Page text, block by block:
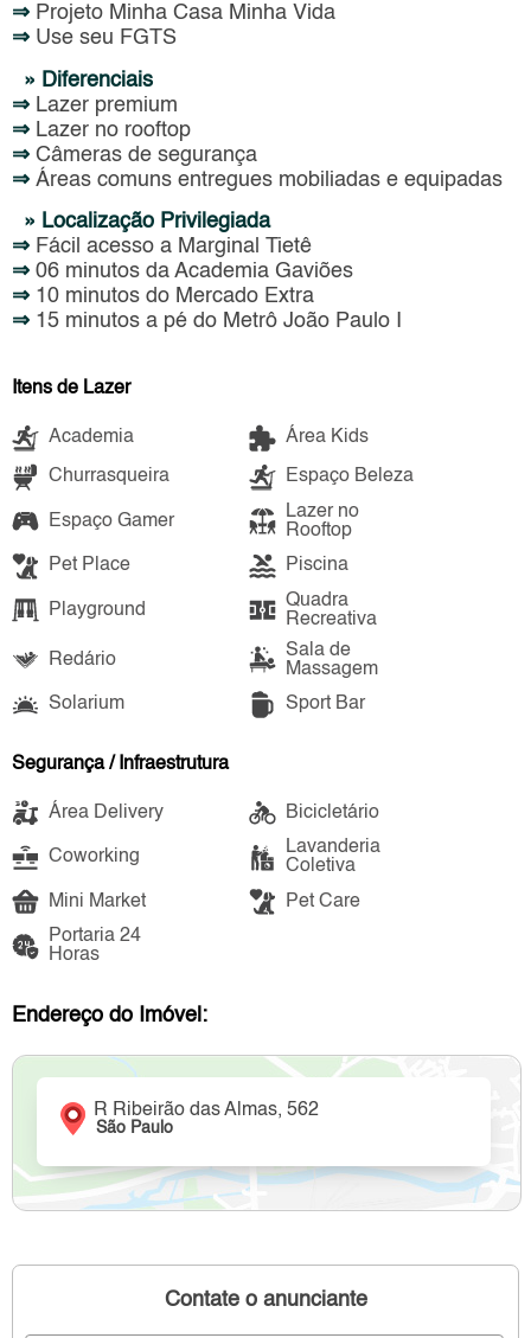
⇒ Projeto Minha Casa Minha Vida
⇒ Use seu FGTS
» Diferenciais
⇒ Lazer premium
⇒ Lazer no rooftop
⇒ Câmeras de segurança
⇒ Áreas comuns entregues mobiliadas e equipadas
» Localização Privilegiada
⇒ Fácil acesso a Marginal Tietê
⇒ 06 minutos da Academia Gaviões
⇒ 10 minutos do Mercado Extra
⇒ 15 minutos a pé do Metrô João Paulo I
Itens de Lazer
Academia Área Kids
Churrasqueira Espaço Beleza
Espaço Gamer
Lazer no
Rooftop
Pet Place
Piscina
Playground
Quadra
Recreativa
Redário
Sala de
Massagem
Solarium
Sport Bar
Segurança / Infraestrutura
Área Delivery Bicicletário
Coworking
Lavanderia
Coletiva
Mini Market
Pet Care
Portaria 24
Horas
Endereço do Imóvel:
R Ribeirão das Almas, 562
São Paulo
Contate o anunciante